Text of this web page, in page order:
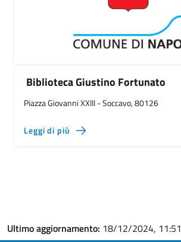
Biblioteca Giustino Fortunato
Piazza Giovanni XXIII - Soccavo, 80126
Leggi di più
Ultimo aggiornamento: 18/12/2024, 11:51